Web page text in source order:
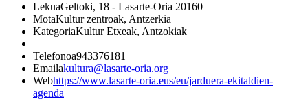
LekuaGeltoki, 18 - Lasarte-Oria 20160
MotaKultur zentroak, Antzerkia
KategoriaKultur Etxeak, Antzokiak
Telefonoa943376181
Emailakultura@lasarte-oria.org
Webhttps://www.lasarte-oria.eus/eu/jarduera-ekitaldien-
agenda